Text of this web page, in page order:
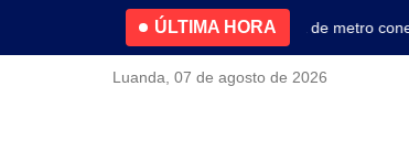
ÚLTIMA HORA
4.2% no primeiro trimestreNova linha de metro
Luanda, 07 de agosto de 2026